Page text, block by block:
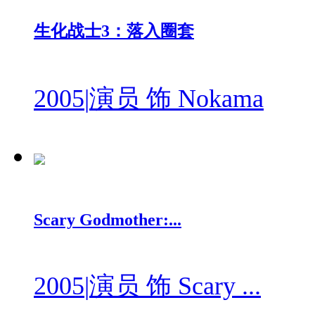
生化战士3：落入圈套
2005|演员 饰 Nokama
Scary Godmother:...
2005|演员 饰 Scary ...